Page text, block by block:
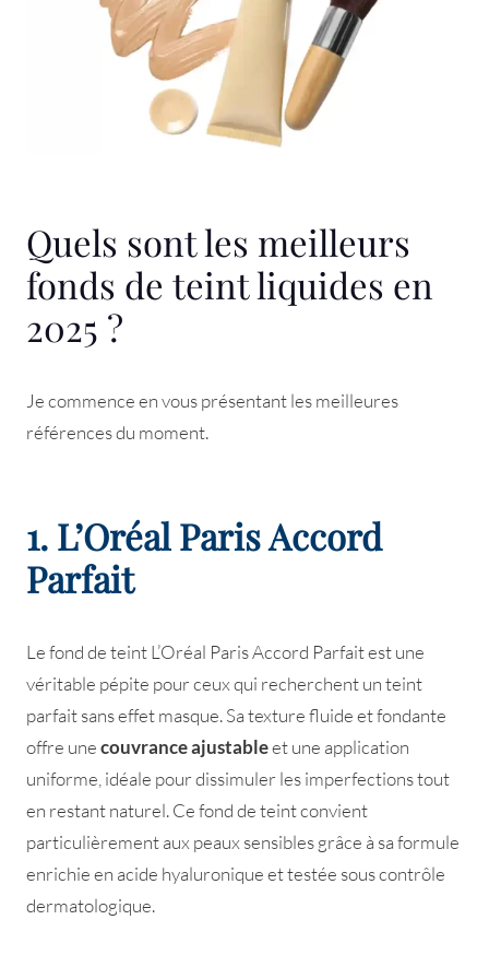
Quels sont les meilleurs
fonds de teint liquides en
2025 ?
Je commence en vous présentant les meilleures
références du moment.
1. L’Oréal Paris Accord
Parfait
Le fond de teint L’Oréal Paris Accord Parfait est une
véritable pépite pour ceux qui recherchent un teint
parfait sans effet masque. Sa texture fluide et fondante
offre unecouvrance ajustableet une application
uniforme, idéale pour dissimuler les imperfections tout
en restant naturel. Ce fond de teint convient
particulièrement aux peaux sensibles grâce à sa formule
enrichie en acide hyaluronique et testée sous contrôle
dermatologique.